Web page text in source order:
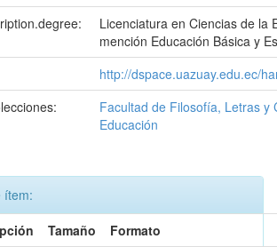
Licenciatura en Ciencias de la
mención Educación Básica y
http://dspace.uazuay.edu.ec/
Facultad de Filosofía, Letras y
Educación
ítem:
Tamaño
Formato